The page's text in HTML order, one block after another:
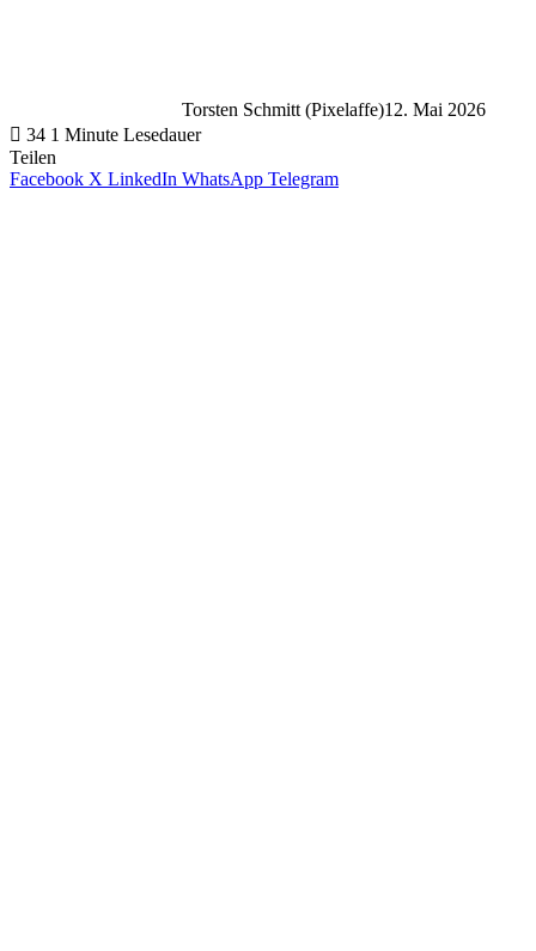
Torsten Schmitt (Pixelaffe)12. Mai 2026
34 1 Minute Lesedauer
Teilen
Facebook X LinkedIn WhatsApp Telegram